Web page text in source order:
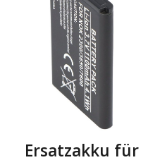
Ersatzakku für